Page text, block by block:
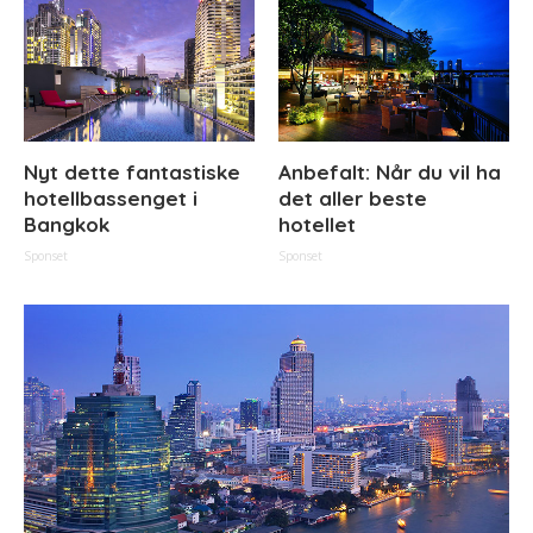
Nyt dette fantastiske
hotellbassenget i
Bangkok
Sponset
Anbefalt: Når du vil ha
det aller beste
hotellet
Sponset